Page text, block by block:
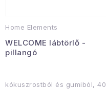
Home Elements
WELCOME lábtörlő -
pillangó
kókuszrostból és gumiból, 40